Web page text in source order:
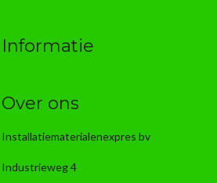
Informatie
Over ons
Installatiematerialenexpres bv
Industrieweg 4